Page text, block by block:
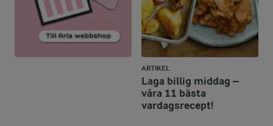
ARTIKEL
Laga billig middag –
våra 11 bästa
vardagsrecept!